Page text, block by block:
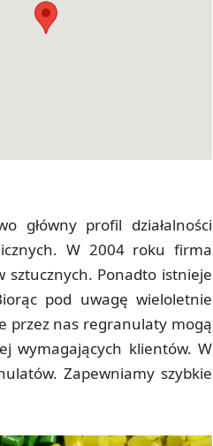
główny profil działalności
W 2004 roku firma
sztucznych. Ponadto istnieje
pod uwagę wieloletnie
przez nas regranulaty mogą
wymagających klientów. W
Zapewniamy szybkie